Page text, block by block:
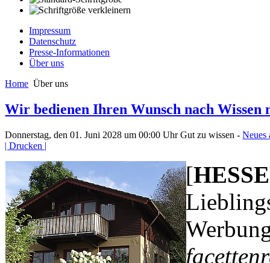
Impressum
Datenschutz
Presse-Informationen
Über uns
Home Über uns
Wir bedienen Ihren Wunsch nach
Donnerstag, den 01. Juni 2028 um 00:00 UhrGut zu wissen -Neues
| Drucken |
[